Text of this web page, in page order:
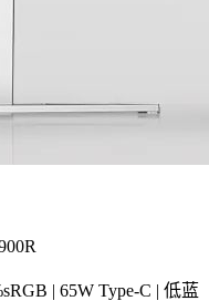
| 65W Type-C | 低蓝